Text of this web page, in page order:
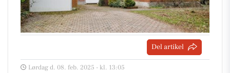
Del artikel
Lørdag d. 08. feb. 2025 - kl. 13:05